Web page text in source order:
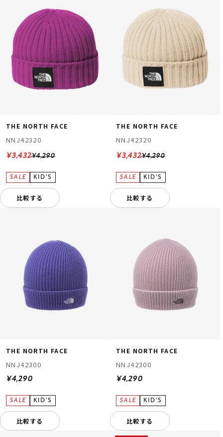
THE NORTH FACE
NNJ42320
¥4,290
¥3,432
比較する
THE NORTH FACE
NNJ42320
¥4,290
¥3,432
比較する
THE NORTH FACE
NNJ42300
¥4,290
比較する
THE NORTH FACE
NNJ42300
¥4,290
比較する